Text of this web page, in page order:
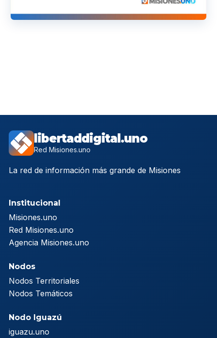
libertaddigital.uno
Red Misiones.uno
La red de información más grande de Misiones
Institucional
Misiones.uno
Red Misiones.uno
Agencia Misiones.uno
Nodos
Nodos Territoriales
Nodos Temáticos
Nodo Iguazú
iguazu.uno